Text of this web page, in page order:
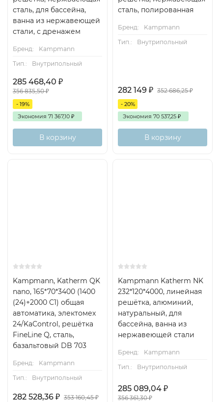
сталь, для бассейна,
ванна из нержавеющей
стали, с дренажем
Бренд:
Kampmann
Тип.:
Внутрипольный
285 468,40 ₽
356 835,50₽
- 19%
Экономия 71 367,10 ₽
В корзину
сталь, полированная
Бренд:
Kampmann
Тип.:
Внутрипольный
282 149 ₽ 352 686,25₽
- 20%
Экономия 70 537,25 ₽
В корзину
Kampmann, Katherm QK
nano, 165*70*3400 (1400
(24)+2000 C1) общая
автоматика, электомех
24/KaControl, решётка
FineLine Q, сталь,
базальтовый DB 703
Бренд:
Kampmann
Тип.:
Внутрипольный
282 528,36 ₽ 353 160,45₽
Kampmann Katherm NK
232*120*4000, линейная
решётка, алюминий,
натуральный, для
бассейна, ванна из
нержавеющей стали
Бренд:
Kampmann
Тип.:
Внутрипольный
285 089,04 ₽
356 361,30₽